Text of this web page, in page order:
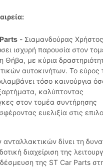
- Σιαμανδούρας
ισχυρή παρουσία στον
Θήβα, με κύρια
αυτοκινήτων. Το εύρος
τόσο καινούργια
καλύπτοντας
στον τομέα συντήρησης
ευελιξία στις
δίνει τη
διαχείριση της
της ST Car Parts